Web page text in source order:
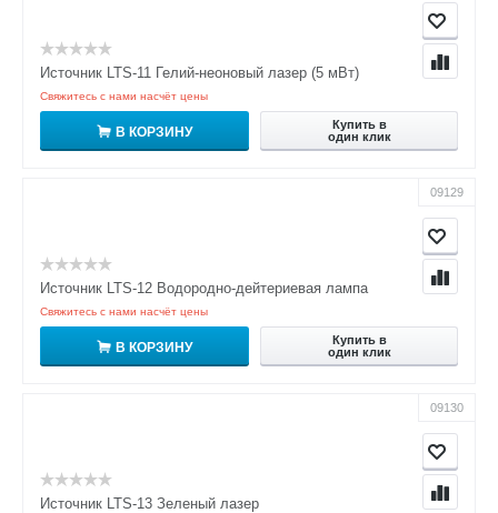
Источник LTS-11 Гелий-неоновый лазер (5 мВт)
Свяжитесь с нами насчёт цены
В КОРЗИНУ
Купить в
один клик
09129
Источник LTS-12 Водородно-дейтериевая лампа
Свяжитесь с нами насчёт цены
В КОРЗИНУ
Купить в
один клик
09130
Источник LTS-13 Зеленый лазер